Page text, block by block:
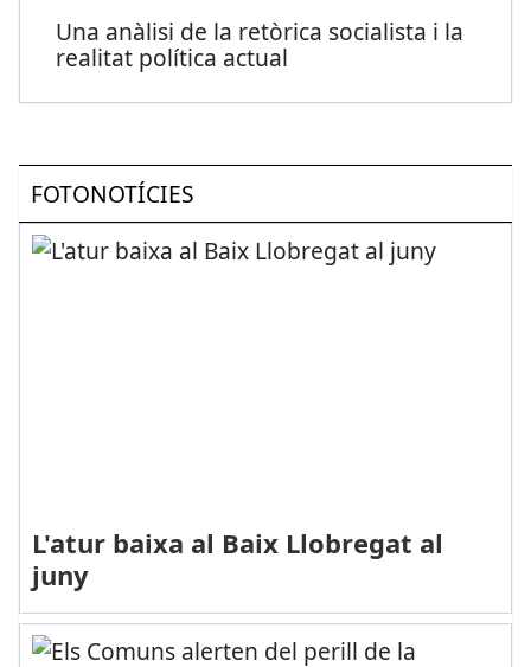
Una anàlisi de la retòrica socialista i la
realitat política actual
FOTONOTÍCIES
L'atur baixa al Baix Llobregat al
juny